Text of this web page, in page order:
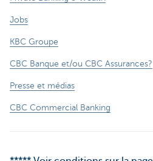
Jobs
KBC Groupe
CBC Banque et/ou CBC Assurances?
Presse et médias
CBC Commercial Banking